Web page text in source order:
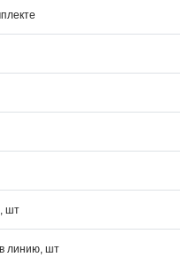
шт
линию, шт